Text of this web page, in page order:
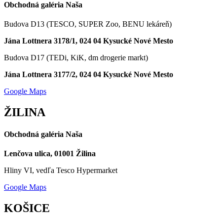
Obchodná galéria Naša
Budova D13 (TESCO, SUPER Zoo, BENU lekáreň)
Jána Lottnera 3178/1, 024 04 Kysucké Nové Mesto
Budova D17 (TEDi, KiK, dm drogerie markt)
Jána Lottnera 3177/2, 024 04 Kysucké Nové Mesto
Google Maps
ŽILINA
Obchodná galéria Naša
Lenčova ulica, 01001 Žilina
Hliny VI, vedľa Tesco Hypermarket
Google Maps
KOŠICE